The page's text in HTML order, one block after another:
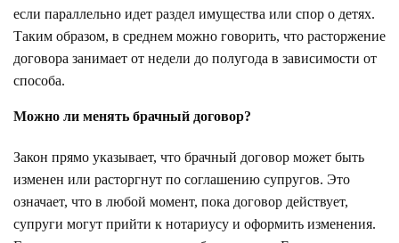
если параллельно идет раздел имущества или спор о детях.
Таким образом, в среднем можно говорить, что расторжение
договора занимает от недели до полугода в зависимости от
способа.
Можно ли менять брачный договор?
Закон прямо указывает, что брачный договор может быть
изменен или расторгнут по соглашению супругов. Это
означает, что в любой момент, пока договор действует,
супруги могут прийти к нотариусу и оформить изменения.